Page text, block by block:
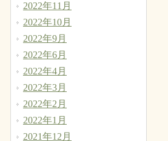
2022年11月
2022年10月
2022年9月
2022年6月
2022年4月
2022年3月
2022年2月
2022年1月
2021年12月